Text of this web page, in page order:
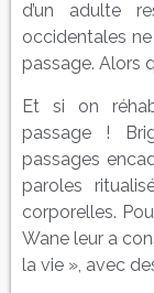
d’un adulte
occidentales
passage. Alors
Et si on
passage !
passages
paroles
corporelles.
Wane leur a
la vie », avec